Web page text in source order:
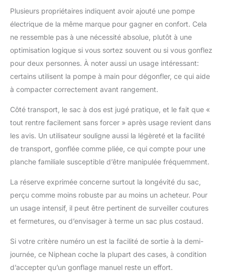
Plusieurs propriétaires indiquent avoir ajouté une pompe
électrique de la même marque pour gagner en confort. Cela
ne ressemble pas à une nécessité absolue, plutôt à une
optimisation logique si vous sortez souvent ou si vous gonflez
pour deux personnes. À noter aussi un usage intéressant:
certains utilisent la pompe à main pour dégonfler, ce qui aide
à compacter correctement avant rangement.
Côté transport, le sac à dos est jugé pratique, et le fait que «
tout rentre facilement sans forcer » après usage revient dans
les avis. Un utilisateur souligne aussi la légèreté et la facilité
de transport, gonflée comme pliée, ce qui compte pour une
planche familiale susceptible d’être manipulée fréquemment.
La réserve exprimée concerne surtout la longévité du sac,
perçu comme moins robuste par au moins un acheteur. Pour
un usage intensif, il peut être pertinent de surveiller coutures
et fermetures, ou d’envisager à terme un sac plus costaud.
Si votre critère numéro un est la facilité de sortie à la demi-
journée, ce Niphean coche la plupart des cases, à condition
d’accepter qu’un gonflage manuel reste un effort.